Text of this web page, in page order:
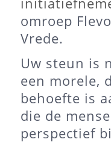
omroep
Vrede.
Uw steun is
een morele,
behoefte is
die de
perspectief